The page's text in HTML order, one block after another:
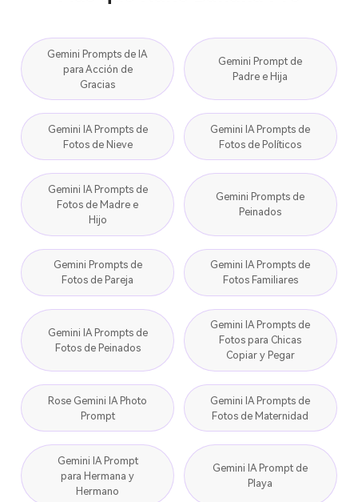
Gemini Prompts de IA
para Acción de
Gracias
Gemini Prompt de
Padre e Hija
Gemini IA Prompts de
Fotos de Nieve
Gemini IA Prompts de
Fotos de Políticos
Gemini IA Prompts de
Fotos de Madre e
Hijo
Gemini Prompts de
Peinados
Gemini Prompts de
Fotos de Pareja
Gemini IA Prompts de
Fotos Familiares
Gemini IA Prompts de
Fotos de Peinados
Gemini IA Prompts de
Fotos para Chicas
Copiar y Pegar
Rose Gemini IA Photo
Prompt
Gemini IA Prompts de
Fotos de Maternidad
Gemini IA Prompt
para Hermana y
Hermano
Gemini IA Prompt de
Playa